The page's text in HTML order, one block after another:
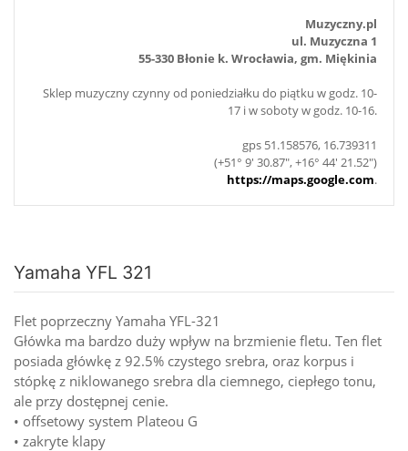
Muzyczny.pl
ul. Muzyczna 1
55-330 Błonie k. Wrocławia, gm. Miękinia
Sklep muzyczny czynny od poniedziałku do piątku w godz. 10-
17 i w soboty w godz. 10-16.
gps 51.158576, 16.739311
(+51° 9' 30.87", +16° 44' 21.52")
https://maps.google.com.
Yamaha YFL 321
Flet poprzeczny Yamaha YFL-321
Główka ma bardzo duży wpływ na brzmienie fletu. Ten flet
posiada główkę z 92.5% czystego srebra, oraz korpus i
stópkę z niklowanego srebra dla ciemnego, ciepłego tonu,
ale przy dostępnej cenie.
• offsetowy system Plateou G
• zakryte klapy